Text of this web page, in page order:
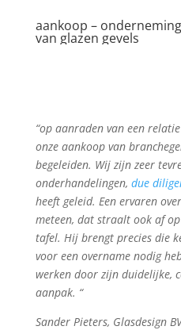
aankoop –
van glazen gevels
“op aanraden van een
onze aankoop van
begeleiden. Wij zijn zeer
onderhandelingen, due
heeft geleid. Een ervaren
meteen, dat straalt ook af
tafel. Hij brengt precies die
voor een overname nodig
werken door zijn duidelijke,
aanpak. “
Sander Pieters, Glasdesign